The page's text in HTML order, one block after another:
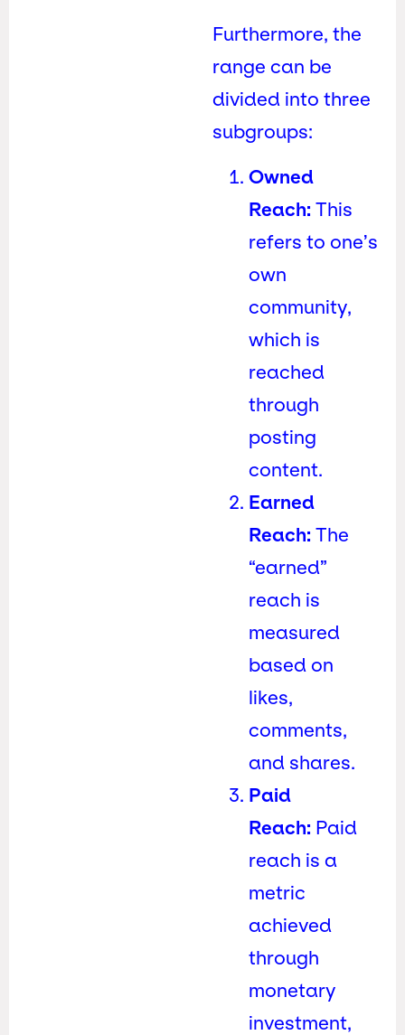
Furthermore, the
range can be
divided into three
subgroups:
Owned
Reach: This
refers to one’s
own
community,
which is
reached
through
posting
content.
Earned
Reach: The
“earned”
reach is
measured
based on
likes,
comments,
and shares.
Paid
Reach: Paid
reach is a
metric
achieved
through
monetary
investment,